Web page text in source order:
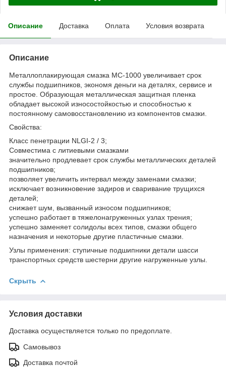
Описание Доставка Оплата Условия возврата
Описание
Металлоплакирующая смазка МС-1000 увеличивает срок
службы подшипников, экономя деньги на деталях, сервисе и
простое. Образующая металлическая защитная пленка
обладает высокой износостойкостью и способностью к
постоянному самовосстановлению из компонентов смазки.
Свойства:
Класс пенетрации NLGI-2 / 3;
Совместима с литиевыми смазками
значительно продлевает срок службы металлических деталей
подшипников;
позволяет увеличить интервал между заменами смазки;
исключает возникновение задиров и сваривание трущихся
деталей;
снижает шум, вызванный износом подшипников;
успешно работает в тяжелонагруженных узлах трения;
успешно заменяет солидолы всех типов, смазки общего
назначения и некоторые другие пластичные смазки.
Узлы применения: ступичные подшипники детали шасси
транспортных средств шестерни другие нагруженные узлы.
Скрыть
Условия доставки
Доставка осуществляется только по предоплате.
Самовывоз
Доставка почтой